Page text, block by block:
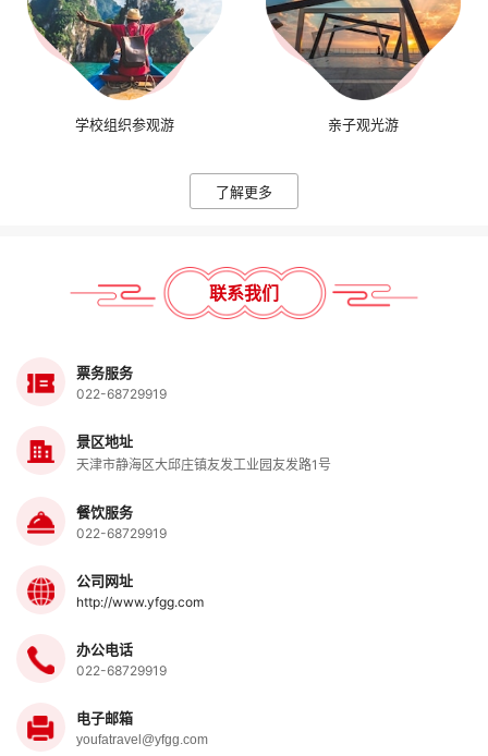
学校组织参观游 亲子观光游
了解更多
联系我们
票务服务
022-68729919
景区地址
天津市静海区大邱庄镇友发工业园友发路1号
餐饮服务
022-68729919
公司网址
http://www.yfgg.com
办公电话
022-68729919
电子邮箱
youfatravel@yfgg.com